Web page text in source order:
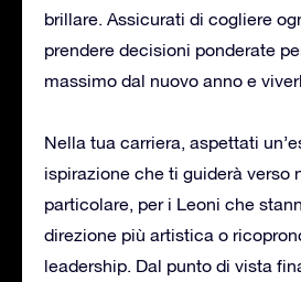
brillare. Assicurati di cogliere
prendere decisioni ponderate
massimo dal nuovo anno e
Nella tua carriera, aspettati
ispirazione che ti guiderà verso
particolare, per i Leoni che
direzione più artistica o
leadership. Dal punto di vista